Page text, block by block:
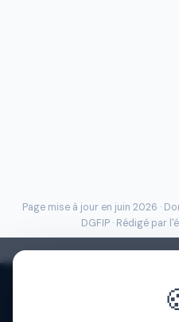
Page mise à jour en juin 2026 ·
DGFIP · Rédigé par l'
Politique de
·